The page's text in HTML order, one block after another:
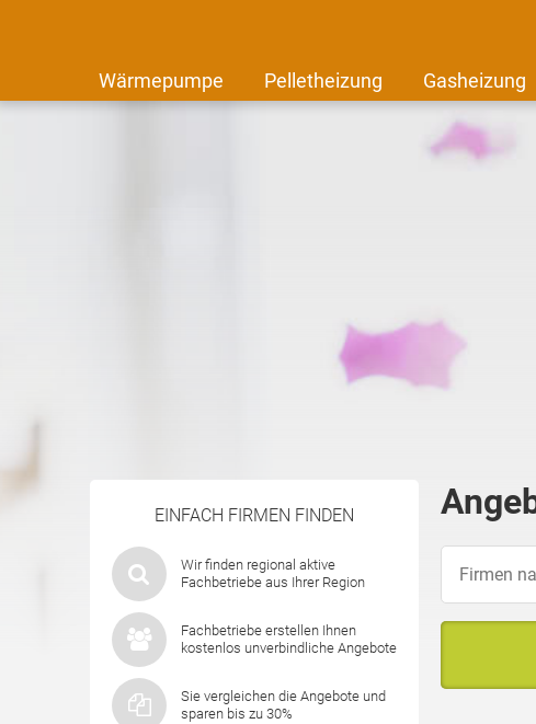
Wärmepumpe Pelletheizung Gasheizung
EINFACH FIRMEN FINDEN
Wir finden regional aktive
Fachbetriebe aus Ihrer Region
Fachbetriebe erstellen Ihnen
kostenlos unverbindliche Angebote
Sie vergleichen die Angebote und
sparen bis zu 30%